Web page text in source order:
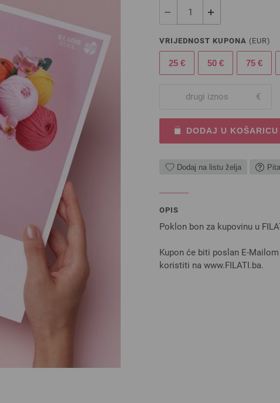
VRIJEDNOST KUPONA (EUR)
25 € 50 € 75 €
€
DODAJ U KOŠARICU
Dodaj na listu želja
OPIS
Poklon bon za kupovinu u
Kupon će biti poslan E-
koristiti na www.FILATI.ba.